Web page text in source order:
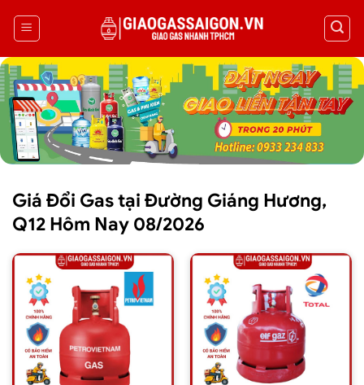
Giá Đổi Gas tại Đường Giáng Hương,
Q12 Hôm Nay 08/2026